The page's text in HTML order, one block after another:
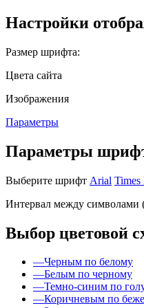
Настройки
Размер шрифта:
Цвета сайта
Изображения
Параметры
Параметры
Выберите шрифт Arial Times
Интервал между символами
Выбор цветовой
—Черным по белому
—Белым по черному
—Темно-синим по
—Коричневым по